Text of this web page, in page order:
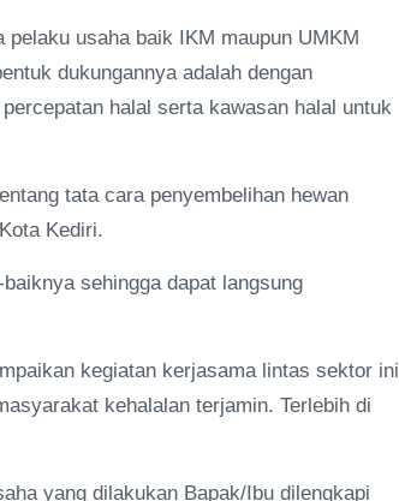
usaha baik IKM maupun UMKM
dukungannya adalah dengan
halal serta kawasan halal untuk
tata cara penyembelihan hewan
Kediri.
sehingga dapat langsung
kegiatan kerjasama lintas sektor ini
kehalalan terjamin. Terlebih di
yang dilakukan Bapak/Ibu dilengkapi